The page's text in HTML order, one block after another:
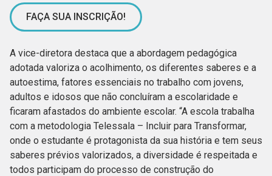
FAÇA SUA INSCRIÇÃO!
A vice-diretora destaca que a abordagem pedagógica
adotada valoriza o acolhimento, os diferentes saberes e a
autoestima, fatores essenciais no trabalho com jovens,
adultos e idosos que não concluíram a escolaridade e
ficaram afastados do ambiente escolar. “A escola trabalha
com a metodologia Telessala – Incluir para Transformar,
onde o estudante é protagonista da sua história e tem seus
saberes prévios valorizados, a diversidade é respeitada e
todos participam do processo de construção do